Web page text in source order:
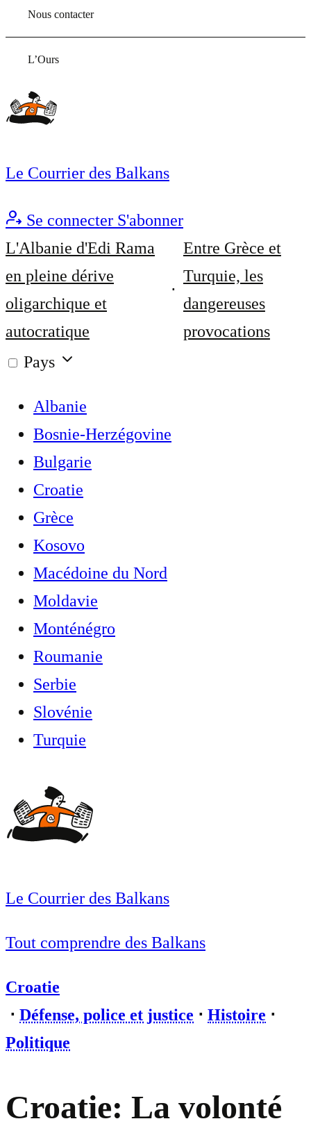
Nous contacter
L’Ours
Le Courrier des Balkans
Se connecter S'abonner
L'Albanie d'Edi Rama
en pleine dérive
oligarchique et
autocratique
Entre Grèce et
Turquie, les
dangereuses
provocations
Pays
Albanie
Bosnie-Herzégovine
Bulgarie
Croatie
Grèce
Kosovo
Macédoine du Nord
Moldavie
Monténégro
Roumanie
Serbie
Slovénie
Turquie
Le Courrier des Balkans
Tout comprendre des Balkans
Croatie
⋅ Défense, police et justice ⋅ Histoire ⋅
Politique
Croatie: La volonté